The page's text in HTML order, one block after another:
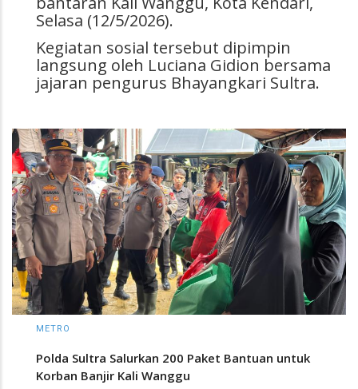
Selasa (12/5/2026).
Kegiatan sosial tersebut dipimpin
langsung oleh Luciana Gidion bersama
jajaran pengurus Bhayangkari Sultra.
METRO
Polda Sultra Salurkan 200 Paket Bantuan untuk
Korban Banjir Kali Wanggu